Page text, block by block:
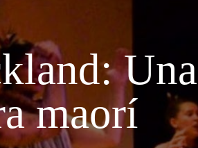
Una
maorí